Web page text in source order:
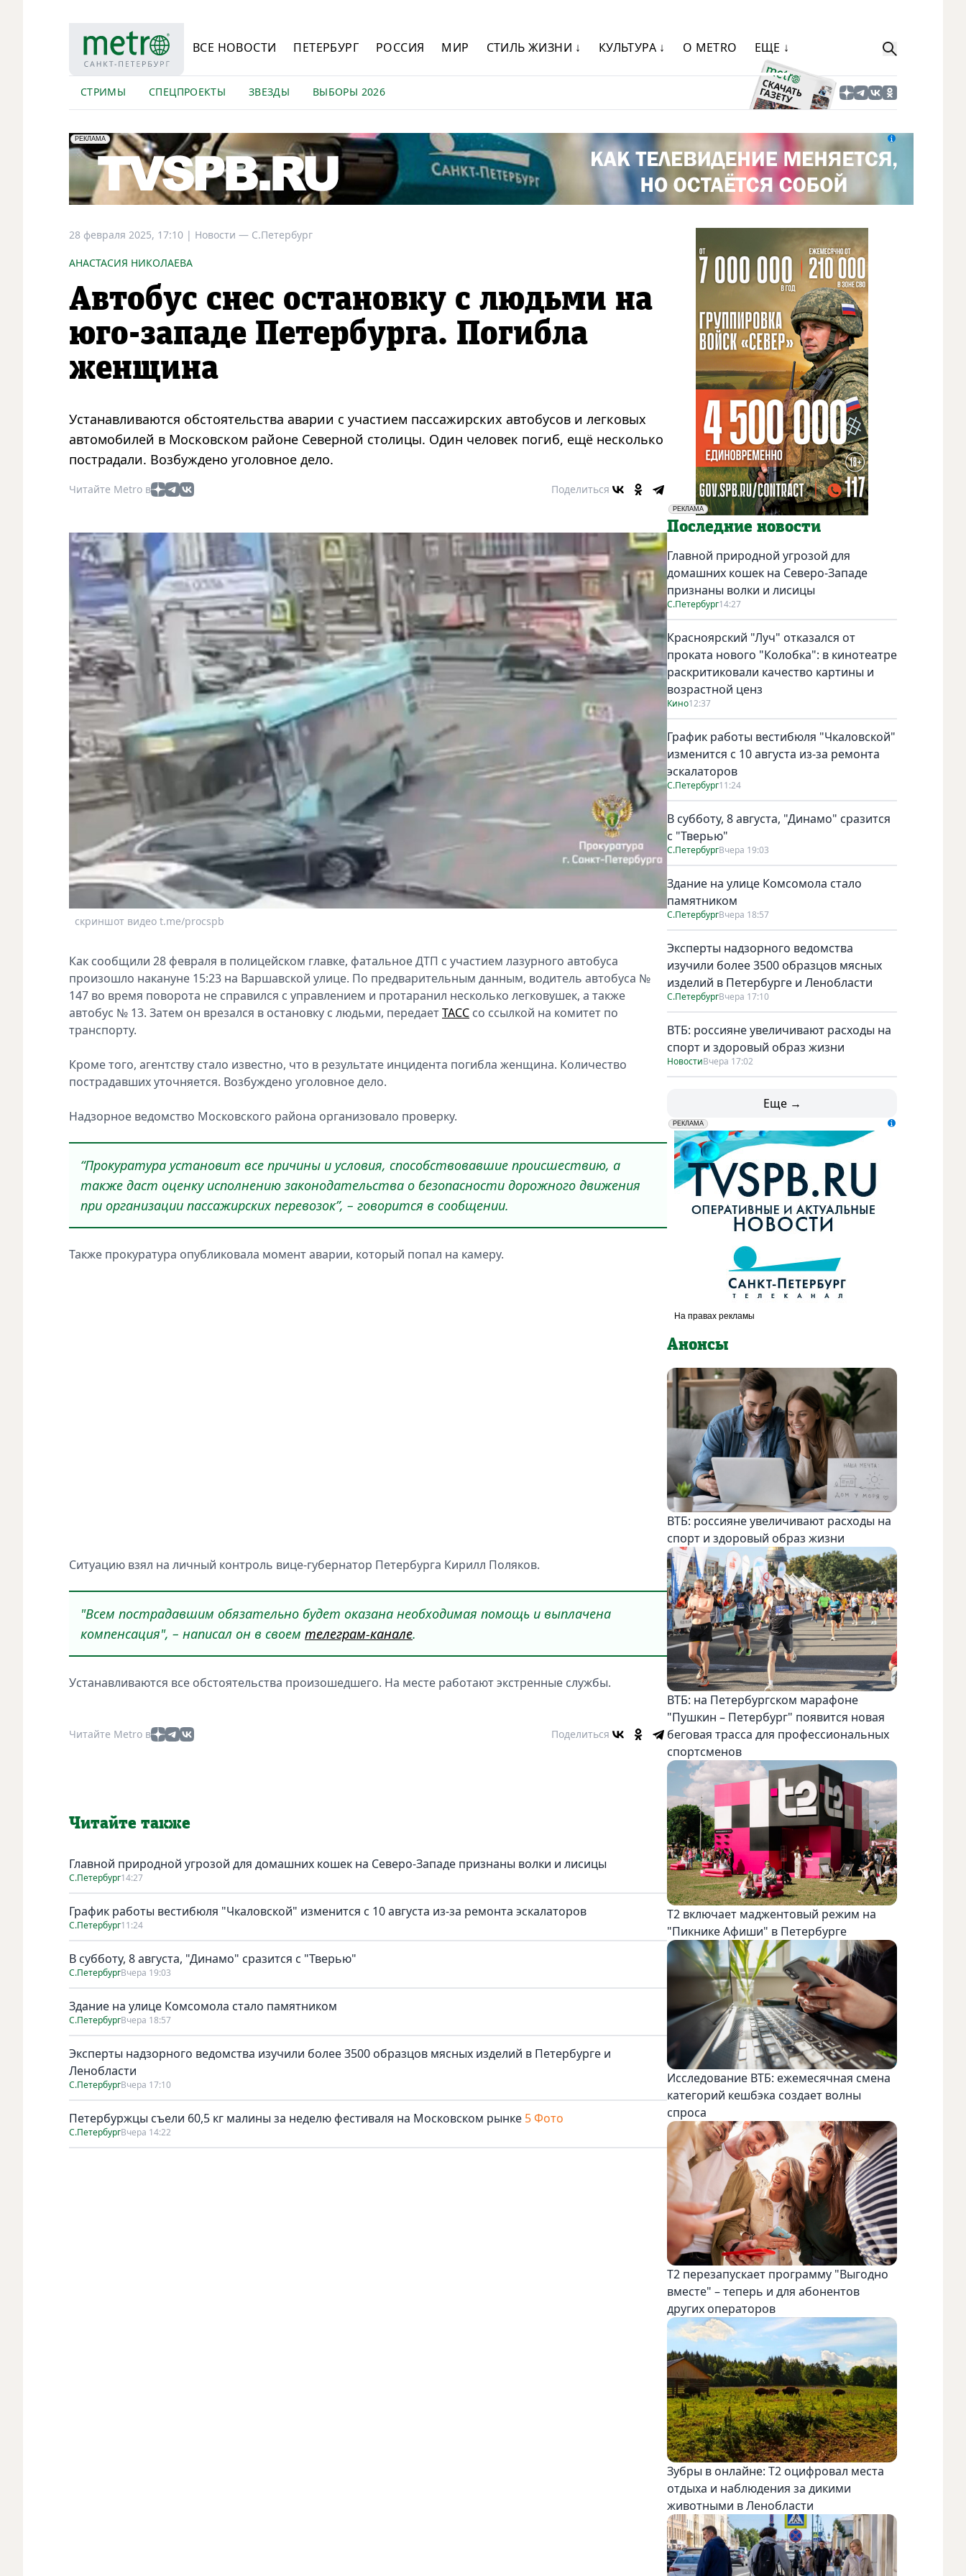
ВСЕ НОВОСТИ ПЕТЕРБУРГ РОССИЯ МИР СТИЛЬ ЖИЗНИ ↓ КУЛЬТУРА ↓ О METRO ЕЩЕ ↓
СТРИМЫ СПЕЦПРОЕКТЫ ЗВЕЗДЫ ВЫБОРЫ 2026
erid: LdtCK5Efv
РЕКЛАМА
АО "ГАТР", ИНН: 7841320717
28 февраля 2025, 17:10 | Новости — С.Петербург
АНАСТАСИЯ НИКОЛАЕВА
Автобус снес остановку с людьми на
юго-западе Петербурга. Погибла
женщина
Устанавливаются обстоятельства аварии с участием пассажирских автобусов и легковых
автомобилей в Московском районе Северной столицы. Один человек погиб, ещё несколько
пострадали. Возбуждено уголовное дело.
Читайте Metro в Поделиться
скриншот видео t.me/procspb
Как сообщили 28 февраля в полицейском главке, фатальное ДТП с участием лазурного автобуса
произошло накануне 15:23 на Варшавской улице. По предварительным данным, водитель автобуса №
147 во время поворота не справился с управлением и протаранил несколько легковушек, а также
автобус № 13. Затем он врезался в остановку с людьми, передаетТАСС со ссылкой на комитет по
транспорту.
Кроме того, агентству стало известно, что в результате инцидента погибла женщина. Количество
пострадавших уточняется. Возбуждено уголовное дело.
Надзорное ведомство Московского района организовало проверку.
“Прокуратура установит все причины и условия, способствовавшие происшествию, а
также даст оценку исполнению законодательства о безопасности дорожного движения
при организации пассажирских перевозок”, – говорится в сообщении.
Также прокуратура опубликовала момент аварии, который попал на камеру.
Ситуацию взял на личный контроль вице-губернатор Петербурга Кирилл Поляков.
"Всем пострадавшим обязательно будет оказана необходимая помощь и выплачена
компенсация", – написал он в своем телеграм-канале.
Устанавливаются все обстоятельства произошедшего. На месте работают экстренные службы.
Читайте Metro в Поделиться
Читайте также
Главной природной угрозой для домашних кошек на Северо-Западе признаны волки и лисицы
С.Петербург14:27
График работы вестибюля "Чкаловской" изменится с 10 августа из-за ремонта эскалаторов
С.Петербург11:24
В субботу, 8 августа, "Динамо" сразится с "Тверью"
С.ПетербургВчера 19:03
Здание на улице Комсомола стало памятником
С.ПетербургВчера 18:57
Эксперты надзорного ведомства изучили более 3500 образцов мясных изделий в Петербурге и
Ленобласти
С.ПетербургВчера 17:10
Петербуржцы съели 60,5 кг малины за неделю фестиваля на Московском рынке 5 Фото
С.ПетербургВчера 14:22
РЕКЛАМА
Социальная реклама
Последние новости
Главной природной угрозой для
домашних кошек на Северо-Западе
признаны волки и лисицы
С.Петербург14:27
Красноярский "Луч" отказался от
проката нового "Колобка": в кинотеатре
раскритиковали качество картины и
возрастной ценз
Кино12:37
График работы вестибюля "Чкаловской"
изменится с 10 августа из-за ремонта
эскалаторов
С.Петербург11:24
В субботу, 8 августа, "Динамо" сразится
с "Тверью"
С.ПетербургВчера 19:03
Здание на улице Комсомола стало
памятником
С.ПетербургВчера 18:57
Эксперты надзорного ведомства
изучили более 3500 образцов мясных
изделий в Петербурге и Ленобласти
С.ПетербургВчера 17:10
ВТБ: россияне увеличивают расходы на
спорт и здоровый образ жизни
НовостиВчера 17:02
Еще →
erid: LdtCK5udn
РЕКЛАМА
АО "ГАТР", ИНН: 7841320717
Анонсы
ВТБ: россияне увеличивают расходы на
спорт и здоровый образ жизни
ВТБ: на Петербургском марафоне
"Пушкин – Петербург" появится новая
беговая трасса для профессиональных
спортсменов
Т2 включает маджентовый режим на
"Пикнике Афиши" в Петербурге
Исследование ВТБ: ежемесячная смена
категорий кешбэка создает волны
спроса
Т2 перезапускает программу "Выгодно
вместе" – теперь и для абонентов
других операторов
Зубры в онлайне: Т2 оцифровал места
отдыха и наблюдения за дикими
животными в Ленобласти